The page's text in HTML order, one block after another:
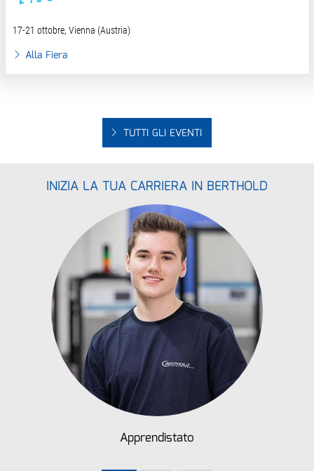
17-21 ottobre, Vienna (Austria)
Alla Fiera
TUTTI GLI EVENTI
INIZIA LA TUA CARRIERA IN BERTHOLD
Apprendistato